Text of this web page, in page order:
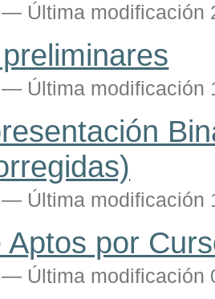
— Última modificación
— Última modificación
— Última modificación
Aptos por
— Última modificación